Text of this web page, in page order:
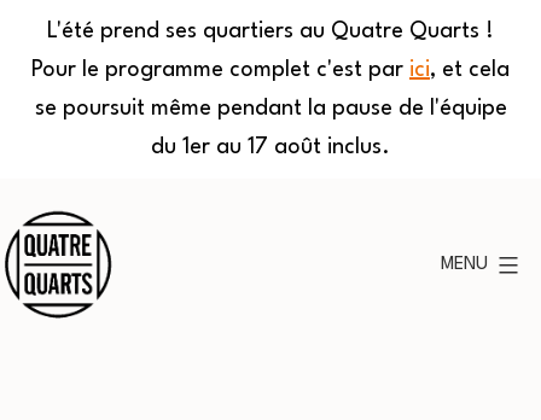
L'été prend ses quartiers au Quatre Quarts !
Pour le programme complet c'est par ici, et cela
se poursuit même pendant la pause de l'équipe
du 1er au 17 août inclus.
au
contenu
MENU